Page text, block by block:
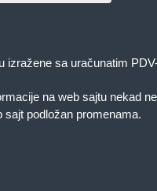
izražene sa uračunatim
na web sajtu nekad
sajt podložan promenama.